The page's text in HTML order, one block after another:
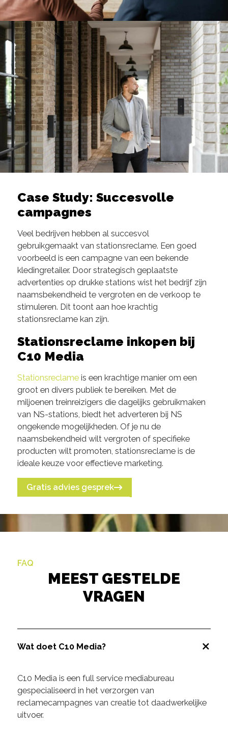
Case Study: Succesvolle
campagnes
Veel bedrijven hebben al succesvol
gebruikgemaakt van stationsreclame. Een goed
voorbeeld is een campagne van een bekende
kledingretailer. Door strategisch geplaatste
advertenties op drukke stations wist het bedrijf zijn
naamsbekendheid te vergroten en de verkoop te
stimuleren. Dit toont aan hoe krachtig
stationsreclame kan zijn.
Stationsreclame inkopen bij
C10 Media
Stationsreclame is een krachtige manier om een
groot en divers publiek te bereiken. Met de
miljoenen treinreizigers die dagelijks gebruikmaken
van NS-stations, biedt het adverteren bij NS
ongekende mogelijkheden. Of je nu de
naamsbekendheid wilt vergroten of specifieke
producten wilt promoten, stationsreclame is de
ideale keuze voor effectieve marketing.
Gratis advies gesprek
FAQ
MEEST GESTELDE
VRAGEN
Wat doet C10 Media?
C10 Media is een full service mediabureau
gespecialiseerd in het verzorgen van
reclamecampagnes van creatie tot daadwerkelijke
uitvoer.